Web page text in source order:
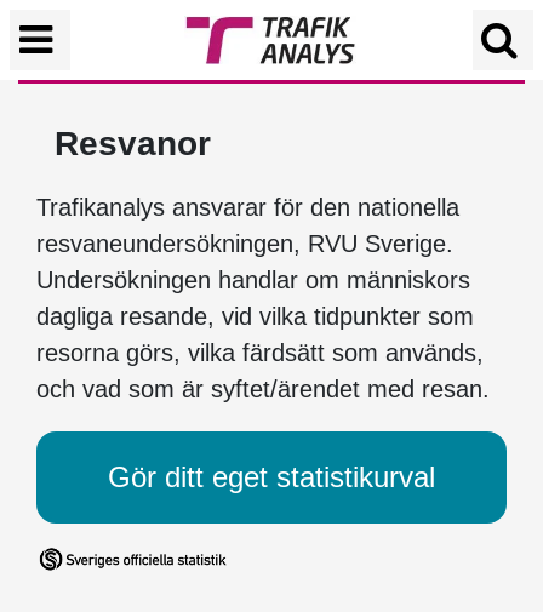
Resvanor
Trafikanalys ansvarar för den nationella
resvaneundersökningen, RVU Sverige.
Undersökningen handlar om människors
dagliga resande, vid vilka tidpunkter som
resorna görs, vilka färdsätt som används,
och vad som är syftet/ärendet med resan.
Gör ditt eget statistikurval